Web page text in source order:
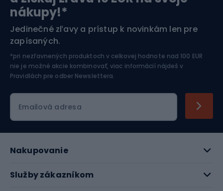
Športová elektronika
Jazdectvo
nákupy!*
Jedinečné zľavy a prístup k novinkám len pre
zapísaných.
*pri nezľavnených produktoch v celkovej hodnote nad 100 EUR
nie je možné akcie kombinovať, viac informácií nájdeš v
Pravidlách pre odber Newslettera.
Emailová adresa
Nakupovanie
Služby zákazníkom